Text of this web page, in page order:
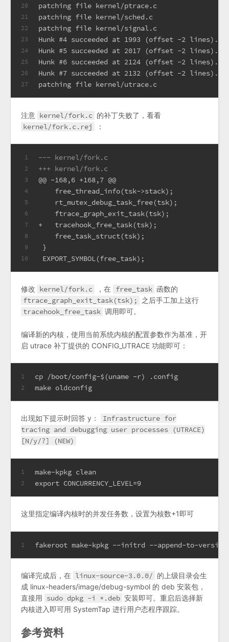
20
21
22
23
24
25
26
27
patching file kernel/ptrace.c
patching file kernel/sched.c
patching file kernel/signal.c
Hunk #4 succeeded at 1993 (offset -2 lines).
Hunk #5 succeeded at 2017 (offset -2 lines).
Hunk #6 succeeded at 2124 (offset -2 lines).
Hunk #7 succeeded at 2132 (offset -2 lines).
patching file kernel/utrace.c
注意 kernel/fork.c 的补丁失败了，看看
kernel/fork.c.rej ：
1
2
3
4
5
6
7
8
9
10
--- kernel/fork.c
+++ kernel/fork.c
@@ -168,6 +168,7 @@
    free_thread_info(tsk->stack);
    rt_mutex_debug_task_free(tsk);
    ftrace_graph_exit_task(tsk);
+   tracehook_free_task(tsk);
    free_task_struct(tsk);
}
EXPORT_SYMBOL(free_task);
修改 kernel/fork.c ，在 free_task 函数的
ftrace_graph_exit_task(tsk); 之后手工加上这行
tracehook_free_task 调用即可。
编译新的内核，使用当前系统内核的配置参数作为基准，开
启 utrace 补丁提供的 CONFIG_UTRACE 功能即可：
1
2
cp /boot/config-$(uname -r) .config
make oldconfig
出现如下提示时回答 y：
Infrastructure for
tracing and debugging user processes (UTRACE)
[N/y/?] (NEW)
1
2
make-kpkg clean
export CONCURRENCY_LEVEL=9
这里指定编译内核时的并发任务数，设置为核数+1即可
1 fakeroot make-kpkg --initrd --append-to-
编译完成后，在 linux-source-3.0.0/ 的上级目录会生
成 linux-headers/image/debug-symbol 的 deb 安装包，
直接用 sudo dpkg -i *.deb 安装即可。重启后选择新
内核进入即可用 SystemTap 进行用户态程序跟踪。
参考资料